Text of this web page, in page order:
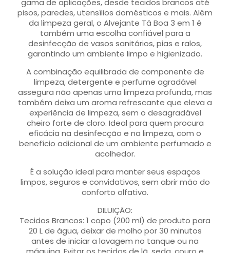
gama de aplicações, desde tecidos brancos até
pisos, paredes, utensílios domésticos e mais. Além
da limpeza geral, o Alvejante Tá Boa 3 em 1 é
também uma escolha confiável para a
desinfecção de vasos sanitários, pias e ralos,
garantindo um ambiente limpo e higienizado.
A combinação equilibrada de componente de
limpeza, detergente e perfume agradável
assegura não apenas uma limpeza profunda, mas
também deixa um aroma refrescante que eleva a
experiência de limpeza, sem o desagradável
cheiro forte de cloro. Ideal para quem procura
eficácia na desinfecção e na limpeza, com o
benefício adicional de um ambiente perfumado e
acolhedor.
É a solução ideal para manter seus espaços
limpos, seguros e convidativos, sem abrir mão do
conforto olfativo.
DILUIÇÃO:
Tecidos Brancos: 1 copo (200 ml) de produto para
20 L de água, deixar de molho por 30 minutos
antes de iniciar a lavagem no tanque ou na